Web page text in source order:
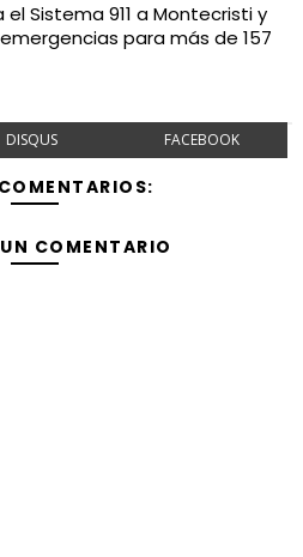
Sistema 911 a Montecristi y
para más de 157
DISQUS FACEBOOK
COMENTARIO